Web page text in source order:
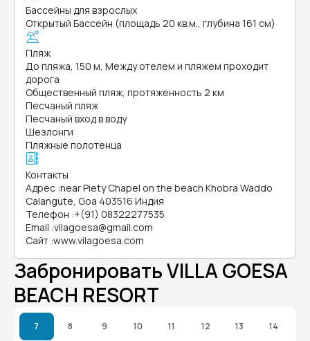
Бассейны для взрослых
Открытый Бассейн (площадь 20 кв.м., глубина 161 см)
Пляж
До пляжа, 150 м, Между отелем и пляжем проходит
дорога
Общественный пляж, протяженность 2 км
Песчаный пляж
Песчаный вход в воду
Шезлонги
Пляжные полотенца
Контакты
Адрес :near Piety Chapel on the beach Khobra Waddo
Calangute, Goa 403516 Индия
Телефон :+(91) 08322277535
Email :vilagoesa@gmail.com
Сайт :www.vilagoesa.com
Забронировать VILLA GOESA
BEACH RESORT
7 8 9 10 11 12 13 14